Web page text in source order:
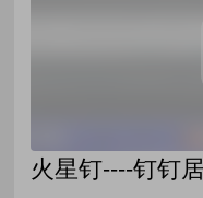
火星钉----钉钉